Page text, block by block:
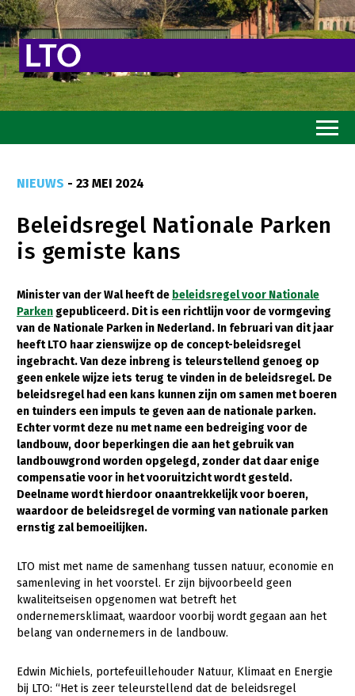
Goed eten
Mooi groen
Sterk ondernemerschap
Transitiepaden
Thema’s
Gezonde planten
Gezonde dieren
Natuur, klimaat en energie
Bodem en water
Platteland en omgeving
Mens, ondernemerschap en onderwijs
Sectoren
Dier
Geitenhouderij
Akkerbouw
Multifunctionele landbouw
NIEUWS - 23 MEI 2024
Beleidsregel Nationale Parken
is gemiste kans
Minister van der Wal heeft de beleidsregel voor Nationale
Parken gepubliceerd. Dit is een richtlijn voor de vormgeving
van de Nationale Parken in Nederland. In februari van dit jaar
heeft LTO haar zienswijze op de concept-beleidsregel
ingebracht. Van deze inbreng is teleurstellend genoeg op
geen enkele wijze iets terug te vinden in de beleidsregel. De
beleidsregel had een kans kunnen zijn om samen met boeren
en tuinders een impuls te geven aan de nationale parken.
Echter vormt deze nu met name een bedreiging voor de
landbouw, door beperkingen die aan het gebruik van
landbouwgrond worden opgelegd, zonder dat daar enige
compensatie voor in het vooruitzicht wordt gesteld.
Deelname wordt hierdoor onaantrekkelijk voor boeren,
waardoor de beleidsregel de vorming van nationale parken
ernstig zal bemoeilijken.
LTO mist met name de samenhang tussen natuur, economie en
samenleving in het voorstel. Er zijn bijvoorbeeld geen
kwaliteitseisen opgenomen wat betreft het
ondernemersklimaat, waardoor voorbij wordt gegaan aan het
belang van ondernemers in de landbouw.
Edwin Michiels, portefeuillehouder Natuur, Klimaat en Energie
bij LTO: “Het is zeer teleurstellend dat de beleidsregel